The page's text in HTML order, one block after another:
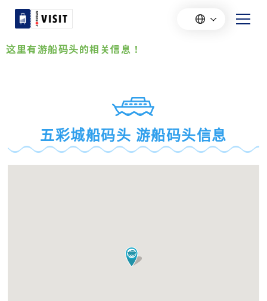
这里有游船码头的相关信息！
五彩城船码头 游船码头信息